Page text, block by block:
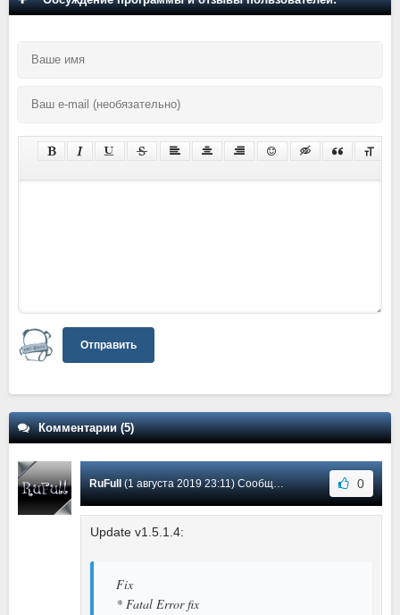
Отправить
Комментарии (5)
RuFull(1 августа 2019 23:11) Сообщение #5 0
Update v1.5.1.4:
Fix
* Fatal Error fix